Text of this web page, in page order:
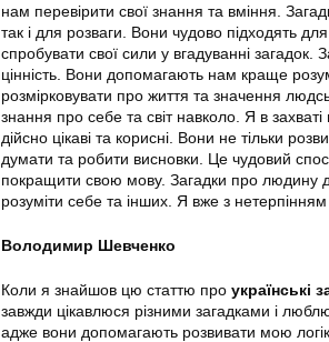
нам перевірити свої знання та вміння.
так і для розваги. Вони чудово підходять
спробувати свої сили у вгадуванні
цінність. Вони допомагають нам краще
розмірковувати про життя та значення
знання про себе та світ навколо. Я в
дійсно цікаві та корисні. Вони не тільки
думати та робити висновки. Це чудовий
покращити свою мову. Загадки про людину
розуміти себе та інших. Я вже з
Володимир Шевченко
Коли я знайшов цю статтю про українські
завжди цікавлюся різними загадками і
адже вони допомагають розвивати мою